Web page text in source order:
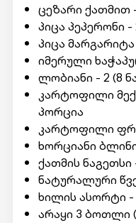
ცეზარი ქათმით
პიცა პეპერონი -
პიცა მარგარიტა
იმერული
ლობიანი - 2 (8
კარტოფილი
პორცია
კარტოფილი
ხორციანი
ქათმის
ნატურალური
ხილის ასორტი -
არაყი 3 ბოთლი